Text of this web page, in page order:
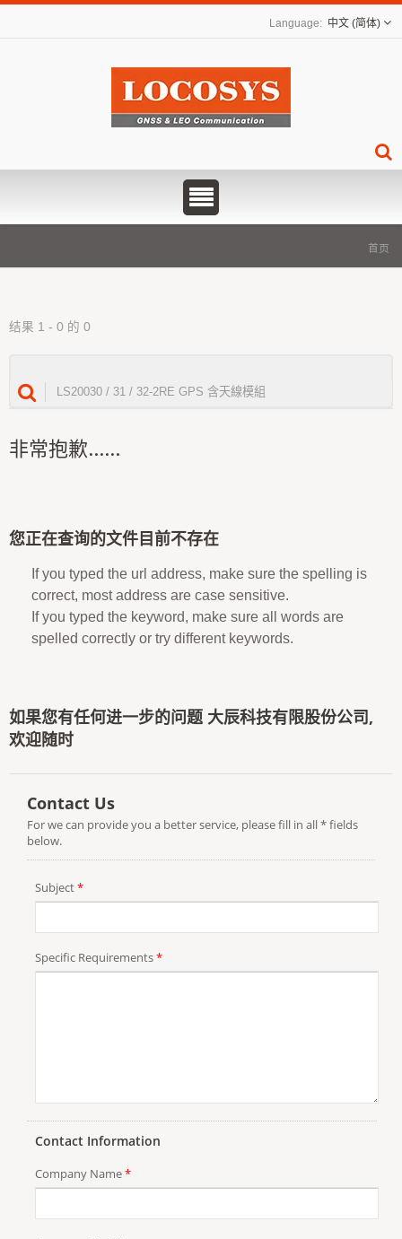
中文 (简体)
首页
结果 1 - 0 的 0
非常抱歉......
您正在查询的文件目前不存在
If you typed the url address, make sure the spelling is
correct, most address are case sensitive.
If you typed the keyword, make sure all words are
spelled correctly or try different keywords.
如果您有任何进一步的问题 大辰科技有限股份公司,
欢迎随时